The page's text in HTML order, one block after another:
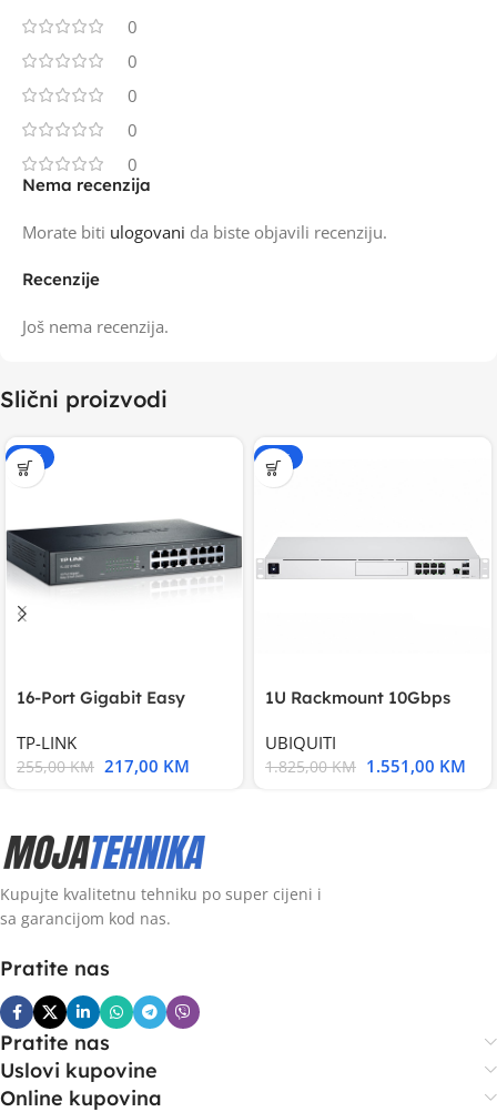
0
0
0
0
0
Recenzije
Još nema recenzija.
Nema recenzija
Morate biti ulogovani da biste objavili recenziju.
Slični proizvodi
-15%
16-Port Gigabit Easy
TP-LINK
255,00KM 217,00 KM
-15%
1U Rackmount 10Gbps
UBIQUITI
1.825,00KM 1.551,00 KM
Kupujte kvalitetnu tehniku po super cijeni i
sa garancijom kod nas.
Pratite nas
Pratite nas
Uslovi kupovine
Online kupovina